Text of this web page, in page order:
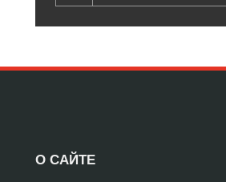
О САЙТЕ